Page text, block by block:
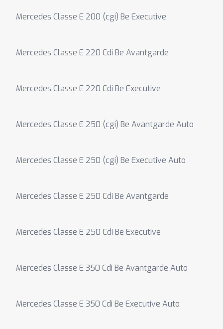
Mercedes Classe E 200 (cgi) Be Executive
Mercedes Classe E 220 Cdi Be Avantgarde
Mercedes Classe E 220 Cdi Be Executive
Mercedes Classe E 250 (cgi) Be Avantgarde Auto
Mercedes Classe E 250 (cgi) Be Executive Auto
Mercedes Classe E 250 Cdi Be Avantgarde
Mercedes Classe E 250 Cdi Be Executive
Mercedes Classe E 350 Cdi Be Avantgarde Auto
Mercedes Classe E 350 Cdi Be Executive Auto